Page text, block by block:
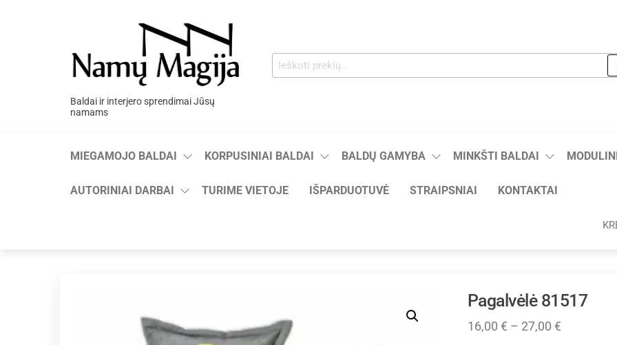
Baldai ir interjero sprendimai Jūsų
namams
MIEGAMOJO BALDAI KORPUSINIAI BALDAI BALDŲ GAMYBA MINKŠTI BALDAI
AUTORINIAI DARBAI TURIME VIETOJE IŠPARDUOTUVĖ STRAIPSNIAI KONTAKTAI
Pagalvėlė 81517
16,00 € – 27,00 €